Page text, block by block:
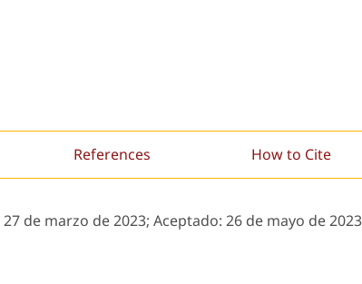
References How to Cite
27 de marzo de 2023; Aceptado: 26 de mayo de 2023